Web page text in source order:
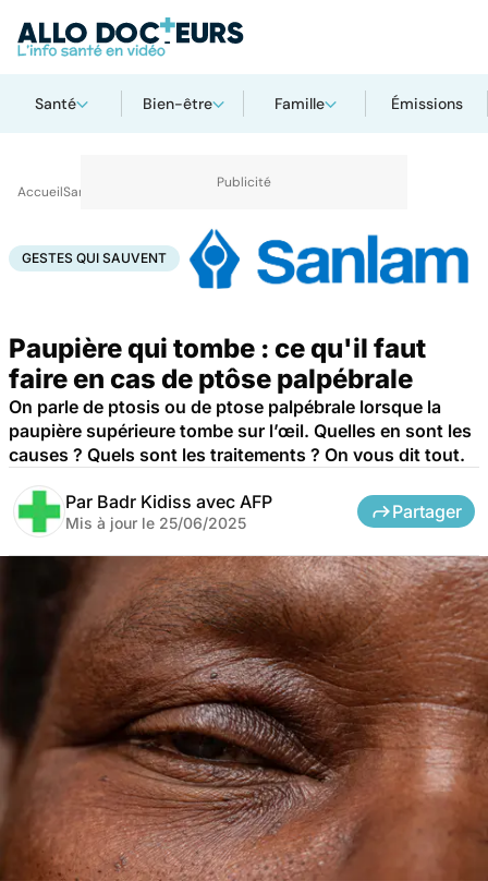
Santé Bien-être Famille Émissions
AccueilSanté Bobos du quotidien Gestes qui sauvent
GESTES QUI SAUVENT
Paupière qui tombe : ce qu'il faut
faire en cas de ptôse palpébrale
On parle de ptosis ou de ptose palpébrale lorsque la
paupière supérieure tombe sur l’œil. Quelles en sont les
causes ? Quels sont les traitements ? On vous dit tout.
Par Badr Kidiss avec AFP
Mis à jour le 25/06/2025
Partager